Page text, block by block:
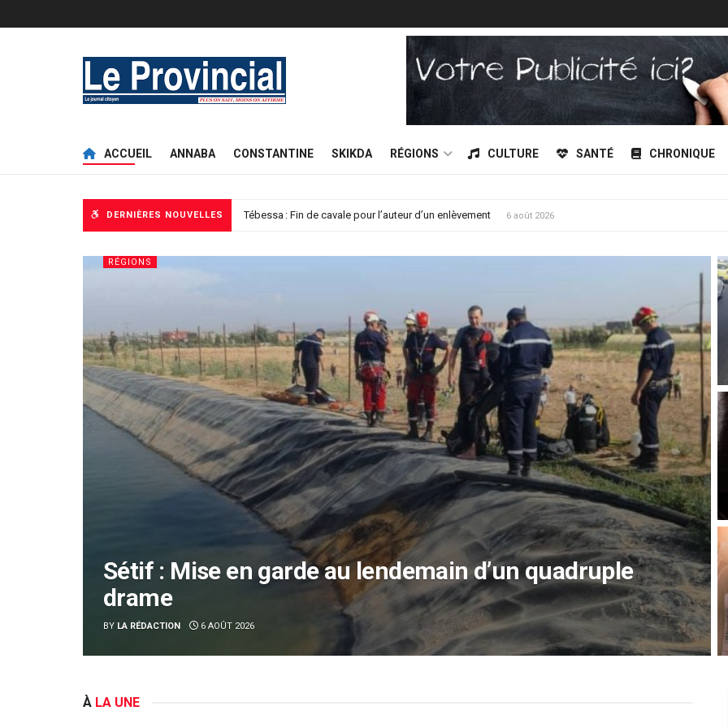
ACCUEIL ANNABA CONSTANTINE SKIKDA RÉGIONS CULTURE SANTÉ CHRONIQUE
DERNIÈRES NOUVELLES ANS de Constantine : Les réserves de sang sont à sec ! 6 août 2026
REPORTAGE
Déchets : Une nouvelle filière pour l’emploi et
l’environnement
BY ALY D 6 AOÛT 2026
À LA UNE